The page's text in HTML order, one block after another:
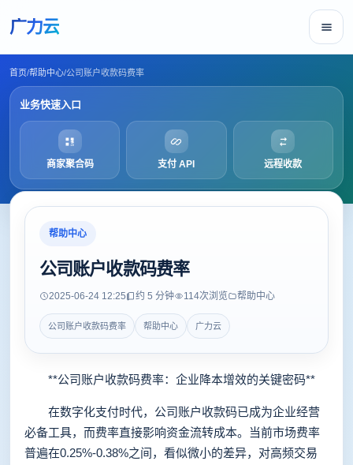
广力云
首页/帮助中心/公司账户收款码费率
业务快速入口
商家聚合码 支付 API 远程收款
帮助中心
公司账户收款码费率
2025-06-24 12:25 约 5 分钟 114次浏览 帮助中心
公司账户收款码费率 帮助中心 广力云
**公司账户收款码费率：企业降本增效的关键密码**
在数字化支付时代，公司账户收款码已成为企业经营
必备工具，而费率直接影响资金流转成本。当前市场费率
普遍在0.25%-0.38%之间，看似微小的差异，对高频交易